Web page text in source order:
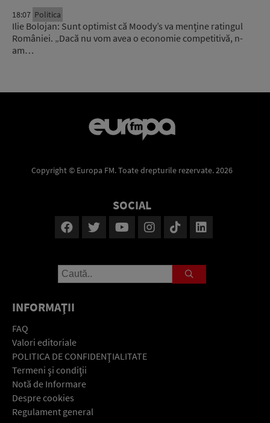
18:07 Politica
Ilie Bolojan: Sunt optimist că Moody’s va menține ratingul
României. „Dacă nu vom avea o economie competitivă, n-
am…
Copyright © Europa FM. Toate drepturile rezervate. 2026
SOCIAL
INFORMAŢII
FAQ
Valori editoriale
POLITICA DE CONFIDENŢIALITATE
Termeni şi condiţii
Notă de Informare
Despre cookies
Regulament general